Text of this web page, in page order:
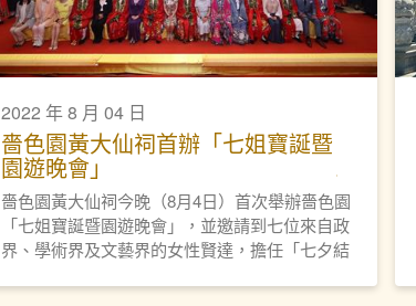
2022 年 8 月 04 日
嗇色園黃大仙祠首辦「七姐寶誕暨
園遊晚會」
嗇色園黃大仙祠今晚（8月4日）首次舉辦嗇色園
「七姐寶誕暨園遊晚會」，並邀請到七位來自政
界、學術界及文藝界的女性賢達，擔任「七夕結